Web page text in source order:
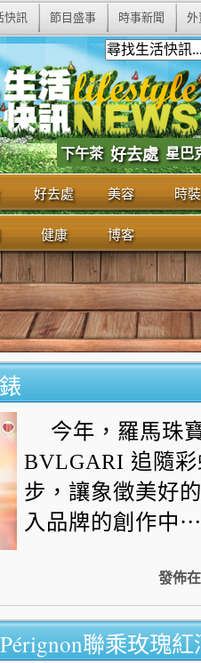
快訊 節目盛事 時事新聞 外
下午茶 好去處 星巴
好去處 美容 時裝
健康 博客
今年，羅馬珠
BVLGARI 追隨
步，讓象徵美好
入品牌的創作
發佈在
聯乘玫瑰紅